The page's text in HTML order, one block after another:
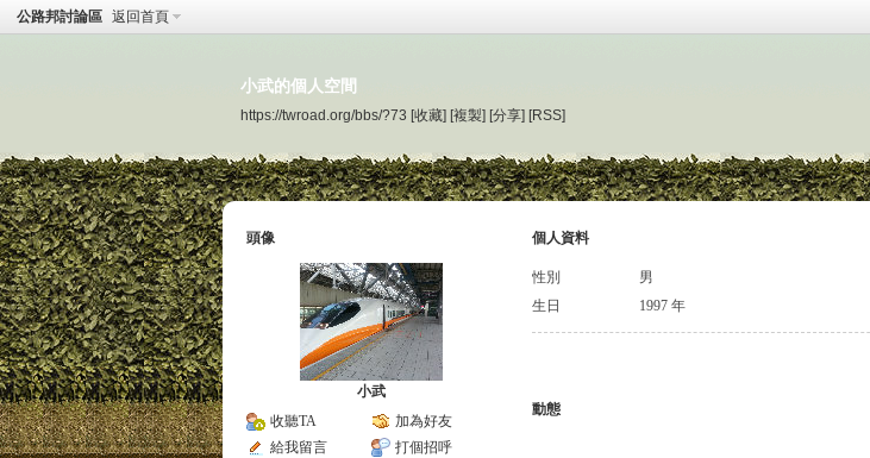
公路邦討論區 返回首頁
小武的個人空間
https://twroad.org/bbs/?73 [收藏] [複製] [分享] [RSS]
頭像
小武
收聽TA
加為好友
給我留言
打個招呼
個人資料
性別
男
生日
1997 年
動態